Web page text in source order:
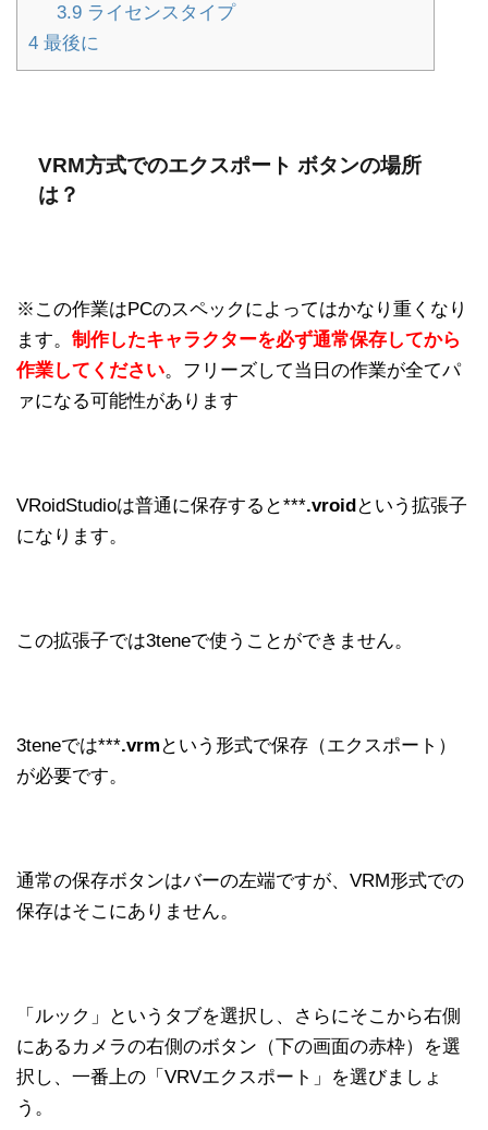
3.9ライセンスタイプ
4 最後に
VRM方式でのエクスポート ボタンの場所
は？
※この作業はPCのスペックによってはかなり重くなり
ます。 制作したキャラクターを必ず通常保存してから
作業してください。フリーズして当日の作業が全てパ
ァになる可能性があります
VRoidStudioは普通に保存すると***.vroidという拡張子
になります。
この拡張子では3teneで使うことができません。
3teneでは***.vrm という形式で保存（エクスポート）
が必要です。
通常の保存ボタンはバーの左端ですが、VRM形式での
保存はそこにありません。
「ルック」というタブを選択し、さらにそこから右側
にあるカメラの右側のボタン（下の画面の赤枠）を選
択し、一番上の「VRVエクスポート」を選びましょ
う。